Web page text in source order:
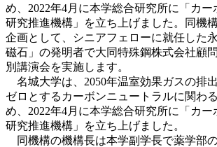
め、2022年4月に本学総合研究所に「カ
研究推進機構」を立ち上げました。同機
企画として、シニアフェローに就任した
磁石」の発明者で大同特殊鋼株式会社顧
別講演会を実施します。
名城大学は、2050年温室効果ガスの排
ゼロとするカーボンニュートラルに関わ
め、2022年4月に本学総合研究所に「カ
研究推進機構」を立ち上げました。
同機構の機構長は本学副学長で薬学部